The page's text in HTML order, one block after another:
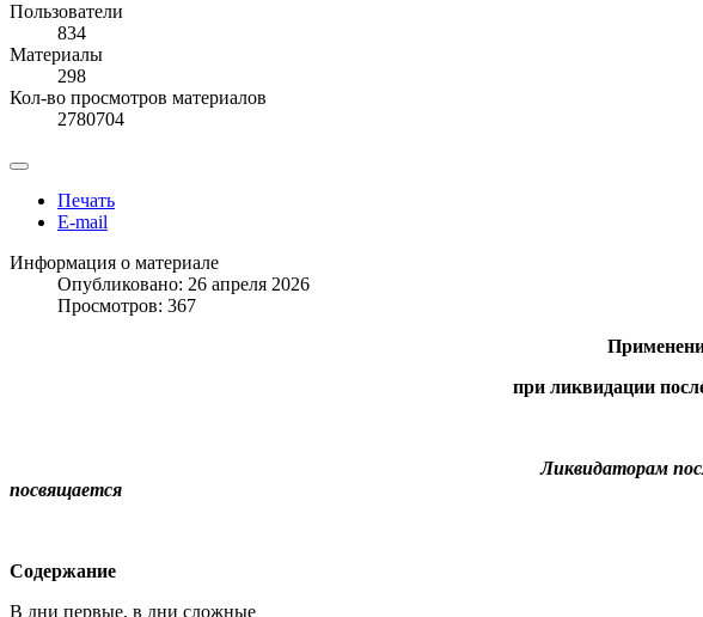
Пользователи
834
Материалы
298
Кол-во просмотров материалов
2780704
Печать
E-mail
Информация о материале
Опубликовано: 26 апреля 2026
Просмотров: 367
при ликвидации
Ликвидаторам
посвящается
Содержание
В дни первые, в дни сложные